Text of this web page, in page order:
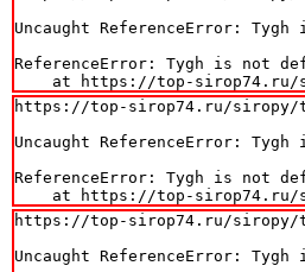
Uncaught ReferenceError:
ReferenceError: Tygh is not
at https://top-
https://top-sirop74.ru/siropy/
Uncaught ReferenceError:
ReferenceError: Tygh is not
at https://top-
https://top-sirop74.ru/siropy/
Uncaught ReferenceError: